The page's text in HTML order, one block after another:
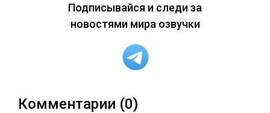
Подписывайся и следи за
новостями мира озвучки
Комментарии (0)